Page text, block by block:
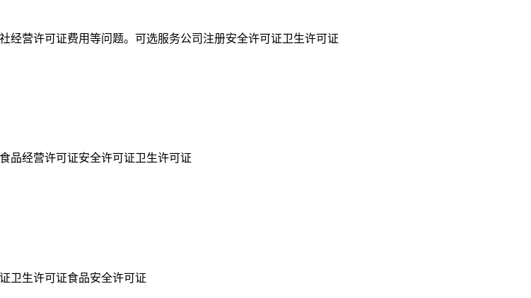
经营许可证费用等问题。可选服务公司注册安全许可证卫生许可证
品经营许可证安全许可证卫生许可证
卫生许可证食品安全许可证